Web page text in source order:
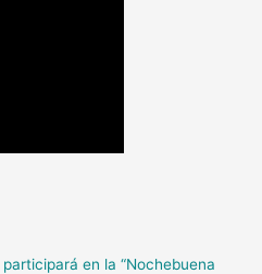
en la “Nochebuena